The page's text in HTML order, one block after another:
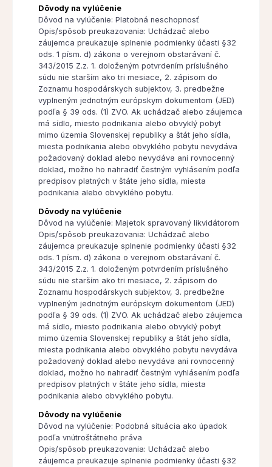
Dôvody na vylúčenie
Dôvod na vylúčenie: Platobná neschopnosť
Opis/spôsob preukazovania: Uchádzač alebo
záujemca preukazuje splnenie podmienky účasti §32
ods. 1 písm. d) zákona o verejnom obstarávaní č.
343/2015 Z.z. 1. doloženým potvrdením príslušného
súdu nie starším ako tri mesiace, 2. zápisom do
Zoznamu hospodárskych subjektov, 3. predbežne
vyplneným jednotným európskym dokumentom (JED)
podľa § 39 ods. (1) ZVO. Ak uchádzač alebo záujemca
má sídlo, miesto podnikania alebo obvyklý pobyt
mimo územia Slovenskej republiky a štát jeho sídla,
miesta podnikania alebo obvyklého pobytu nevydáva
požadovaný doklad alebo nevydáva ani rovnocenný
doklad, možno ho nahradiť čestným vyhlásením podľa
predpisov platných v štáte jeho sídla, miesta
podnikania alebo obvyklého pobytu.
Dôvody na vylúčenie
Dôvod na vylúčenie: Majetok spravovaný likvidátorom
Opis/spôsob preukazovania: Uchádzač alebo
záujemca preukazuje splnenie podmienky účasti §32
ods. 1 písm. d) zákona o verejnom obstarávaní č.
343/2015 Z.z. 1. doloženým potvrdením príslušného
súdu nie starším ako tri mesiace, 2. zápisom do
Zoznamu hospodárskych subjektov, 3. predbežne
vyplneným jednotným európskym dokumentom (JED)
podľa § 39 ods. (1) ZVO. Ak uchádzač alebo záujemca
má sídlo, miesto podnikania alebo obvyklý pobyt
mimo územia Slovenskej republiky a štát jeho sídla,
miesta podnikania alebo obvyklého pobytu nevydáva
požadovaný doklad alebo nevydáva ani rovnocenný
doklad, možno ho nahradiť čestným vyhlásením podľa
predpisov platných v štáte jeho sídla, miesta
podnikania alebo obvyklého pobytu.
Dôvody na vylúčenie
Dôvod na vylúčenie: Podobná situácia ako úpadok
podľa vnútroštátneho práva
Opis/spôsob preukazovania: Uchádzač alebo
záujemca preukazuje splnenie podmienky účasti §32